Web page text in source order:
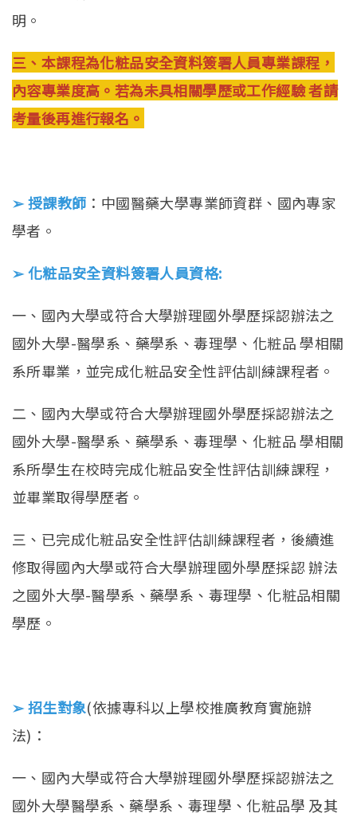
明。
三、本課程為化粧品安全資料簽署人員專業課程，
內容專業度高。若為未具相關學歷或工作經驗 者請
考量後再進行報名。
➢ 授課教師 ：中國醫藥大學專業師資群、國內專家
學者。
➢ 化粧品安全資料簽署人員資格:
一、國內大學或符合大學辦理國外學歷採認辦法之
國外大學-醫學系、藥學系、毒理學、化粧品 學相關
系所畢業，並完成化粧品安全性評估訓練課程者。
二、國內大學或符合大學辦理國外學歷採認辦法之
國外大學-醫學系、藥學系、毒理學、化粧品 學相關
系所學生在校時完成化粧品安全性評估訓練課程，
並畢業取得學歷者。
三、已完成化粧品安全性評估訓練課程者，後續進
修取得國內大學或符合大學辦理國外學歷採認 辦法
之國外大學-醫學系、藥學系、毒理學、化粧品相關
學歷。
➢ 招生對象(依據專科以上學校推廣教育實施辦
法)：
一、國內大學或符合大學辦理國外學歷採認辦法之
國外大學醫學系、藥學系、毒理學、化粧品學 及其